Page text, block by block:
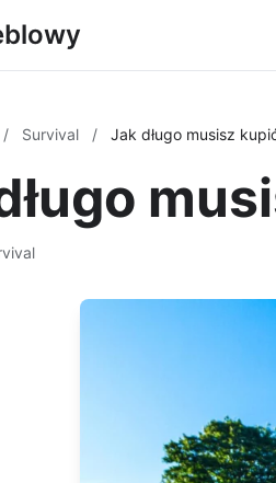
/ Survival / Jak długo musisz